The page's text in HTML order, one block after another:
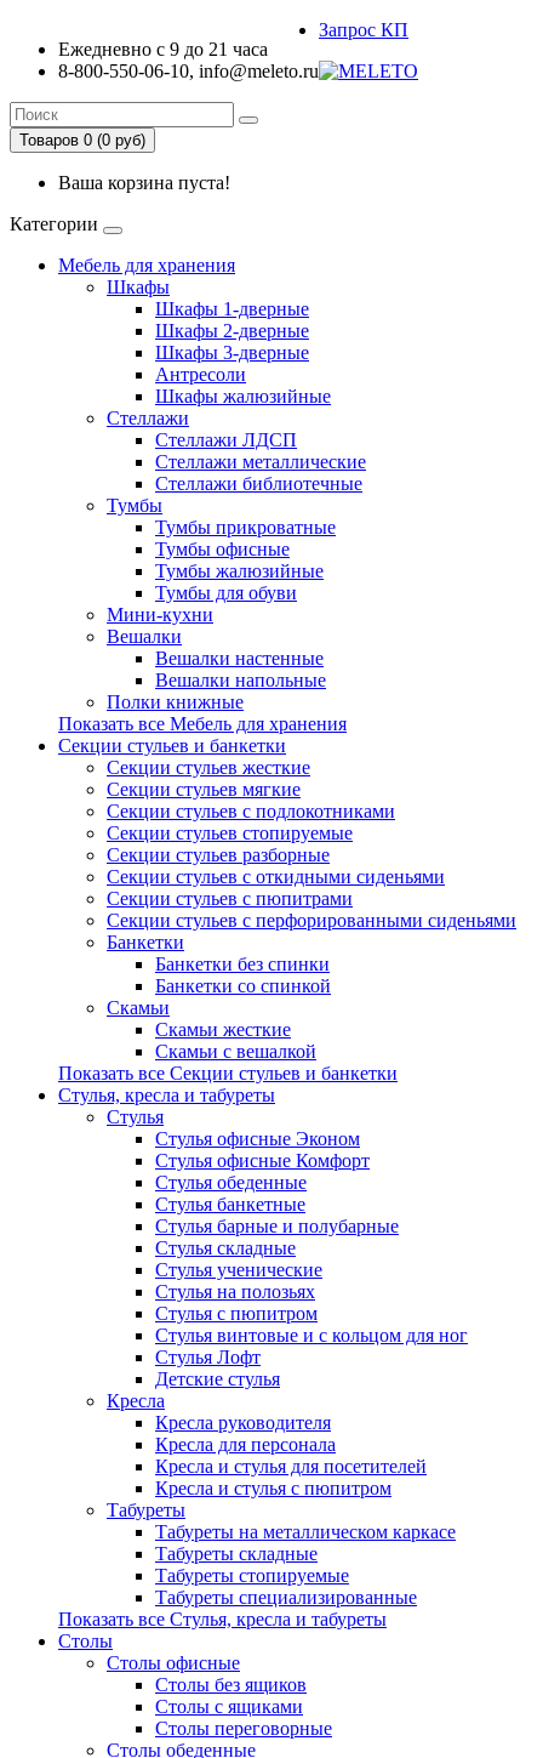
Ежедневно с 9 до 21 часа
8-800-550-06-10, info@meleto.ru
Запрос КП
Товаров 0 (0 pуб)
Ваша корзина пуста!
Категории
Мебель для хранения
Шкафы
Шкафы 1-дверные
Шкафы 2-дверные
Шкафы 3-дверные
Антресоли
Шкафы жалюзийные
Стеллажи
Стеллажи ЛДСП
Стеллажи металлические
Стеллажи библиотечные
Тумбы
Тумбы прикроватные
Тумбы офисные
Тумбы жалюзийные
Тумбы для обуви
Мини-кухни
Вешалки
Вешалки настенные
Вешалки напольные
Полки книжные
Показать все Мебель для хранения
Секции стульев и банкетки
Секции стульев жесткие
Секции стульев мягкие
Секции стульев с подлокотниками
Секции стульев стопируемые
Секции стульев разборные
Секции стульев с откидными сиденьями
Секции стульев с пюпитрами
Секции стульев с перфорированными сиденьями
Банкетки
Банкетки без спинки
Банкетки со спинкой
Скамьи
Скамьи жесткие
Скамьи с вешалкой
Показать все Секции стульев и банкетки
Стулья, кресла и табуреты
Стулья
Стулья офисные Эконом
Стулья офисные Комфорт
Стулья обеденные
Стулья банкетные
Стулья барные и полубарные
Стулья складные
Стулья ученические
Стулья на полозьях
Стулья с пюпитром
Стулья винтовые и с кольцом для ног
Стулья Лофт
Детские стулья
Кресла
Кресла руководителя
Кресла для персонала
Кресла и стулья для посетителей
Кресла и стулья с пюпитром
Табуреты
Табуреты на металлическом каркасе
Табуреты складные
Табуреты стопируемые
Табуреты специализированные
Показать все Стулья, кресла и табуреты
Столы
Столы офисные
Столы без ящиков
Столы с ящиками
Столы переговорные
Столы обеденные